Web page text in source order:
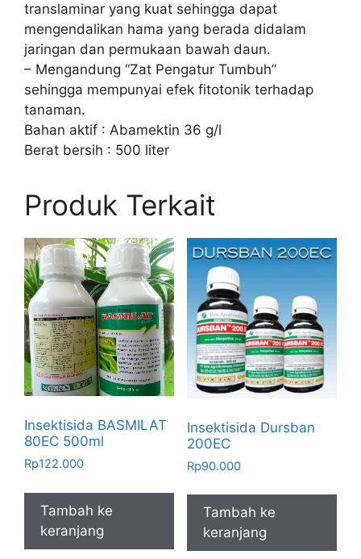
translaminar yang kuat sehingga dapat
mengendalikan hama yang berada didalam
jaringan dan permukaan bawah daun.
– Mengandung “Zat Pengatur Tumbuh”
sehingga mempunyai efek fitotonik terhadap
tanaman.
Bahan aktif : Abamektin 36 g/l
Berat bersih : 500 liter
Produk Terkait
Insektisida BASMILAT
80EC 500ml
Rp122.000
Tambah ke
keranjang
Insektisida Dursban
200EC
Rp90.000
Tambah ke
keranjang